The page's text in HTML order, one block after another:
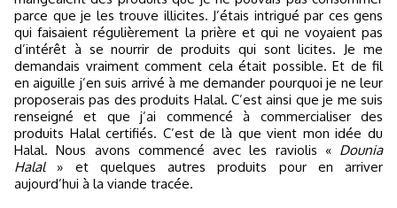
parce que je les trouve illicites. J’étais intrigué par ces gens
qui faisaient régulièrement la prière et qui ne voyaient pas
d’intérêt à se nourrir de produits qui sont licites. Je me
demandais vraiment comment cela était possible. Et de fil
en aiguille j’en suis arrivé à me demander pourquoi je ne leur
proposerais pas des produits Halal. C’est ainsi que je me suis
renseigné et que j’ai commencé à commercialiser des
produits Halal certifiés. C’est de là que vient mon idée du
Halal. Nous avons commencé avec les raviolis « Dounia
Halal» et quelques autres produits pour en arriver
aujourd’hui à la viande tracée.